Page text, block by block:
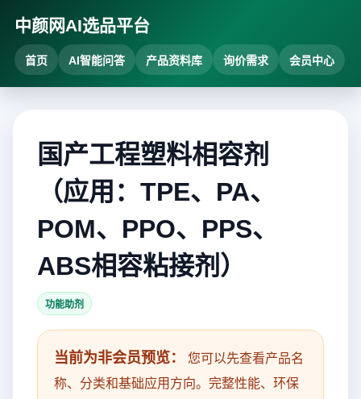
中颜网AI选品平台
首页 AI智能问答 产品资料库 询价需求 会员中心
国产工程塑料相容剂
（应用：TPE、PA、
POM、PPO、PPS、
ABS相容粘接剂）
功能助剂
当前为非会员预览：
您可以先查看产品名
称、分类和基础应用方向。完整性能、环保